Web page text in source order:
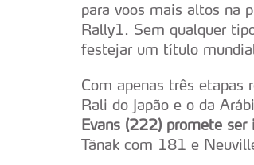
para voos mais altos na
Rally1. Sem qualquer
festejar um título
Com apenas três etapas
Rali do Japão e o da
Evans (222) promete ser
Tänak com 181 e